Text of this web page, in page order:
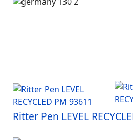
Ritter Pen LEVEL